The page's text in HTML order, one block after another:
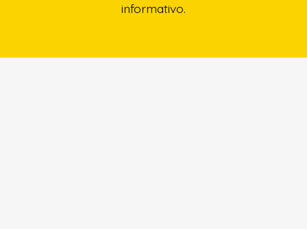
informativo.